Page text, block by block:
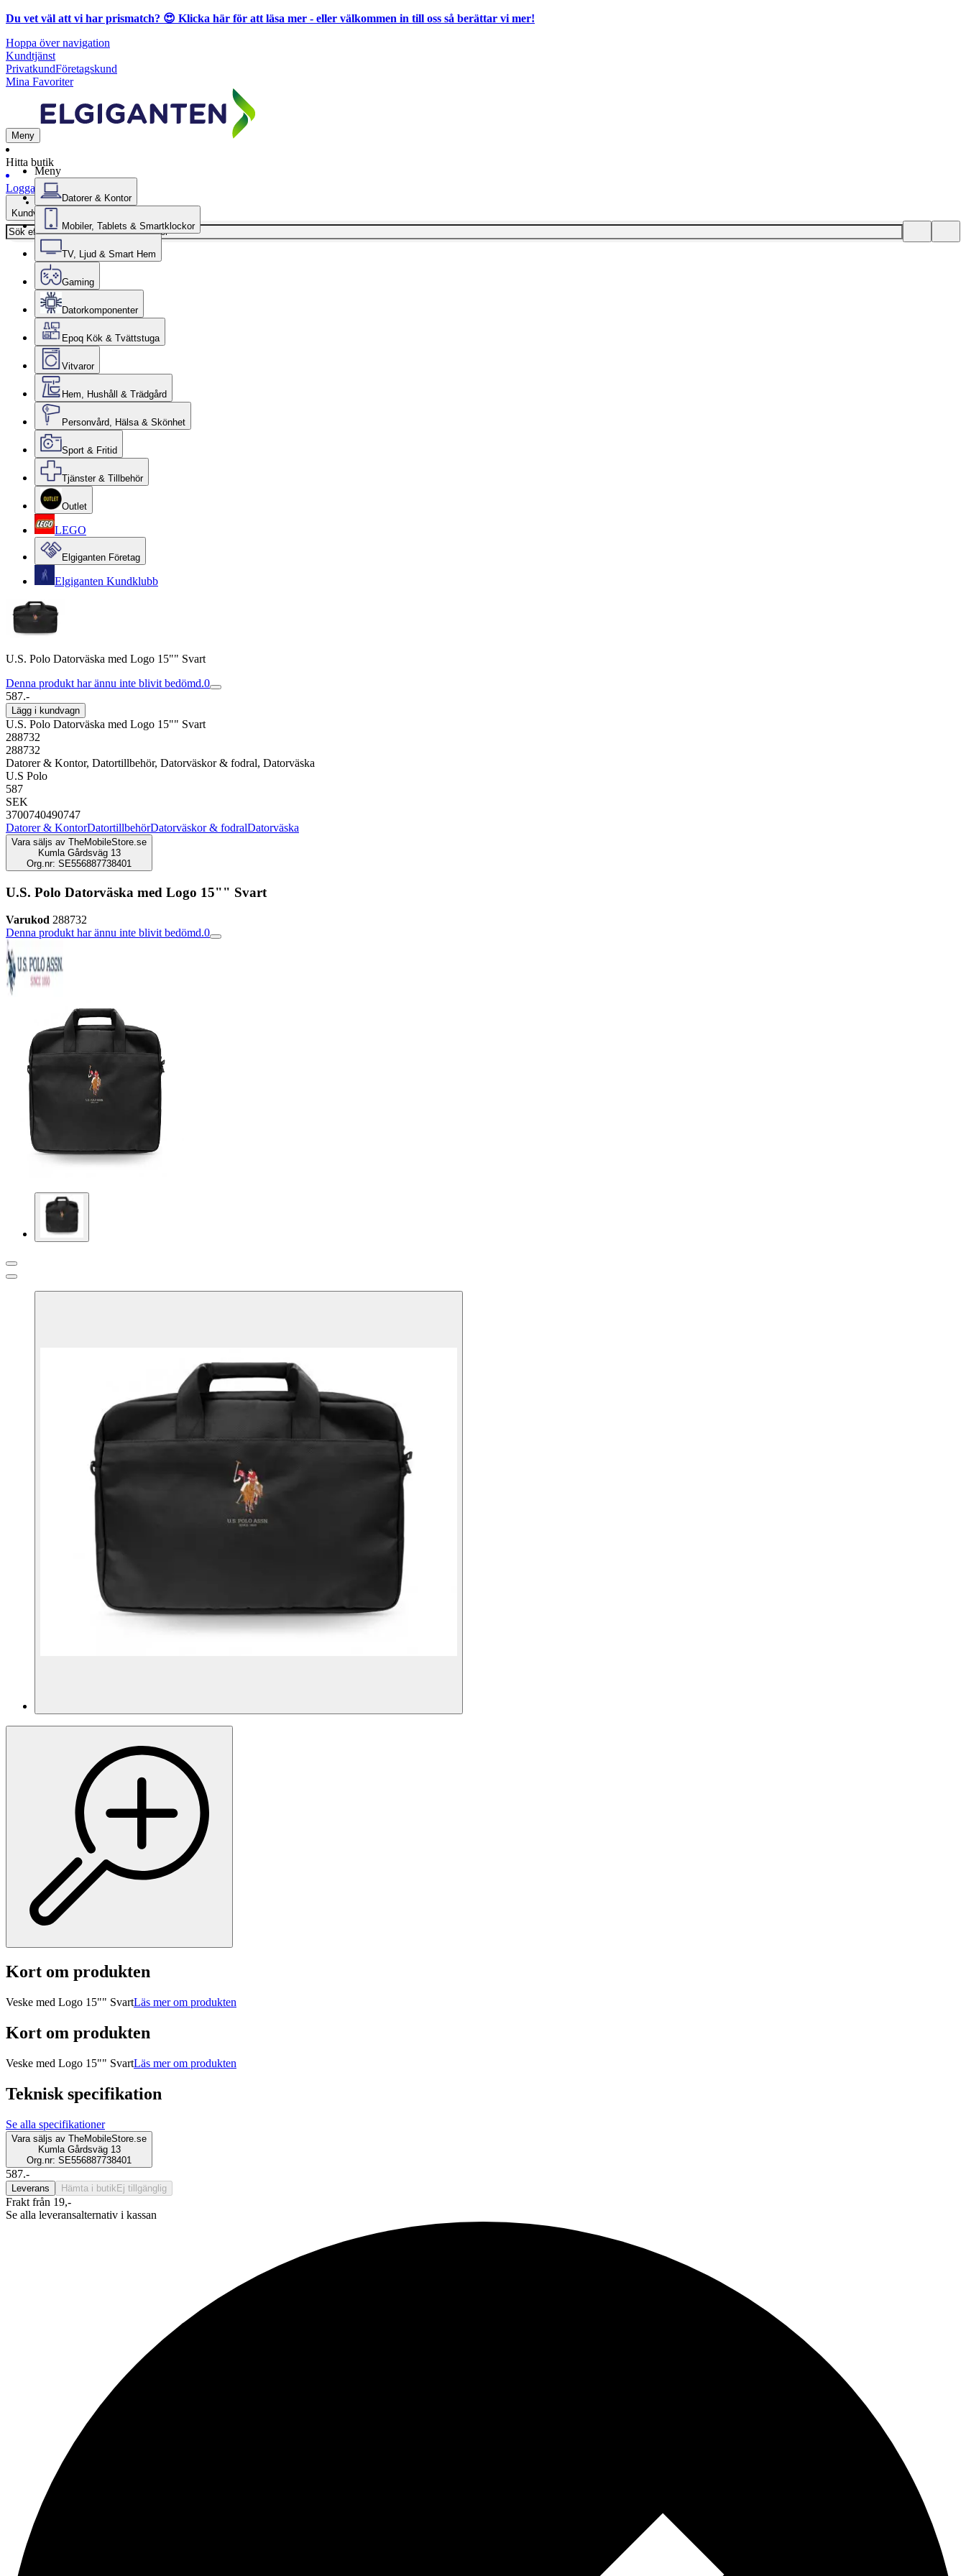
Du vet väl att vi har prismatch? 😍 Klicka här för att läsa mer - eller välkommen in till oss så berättar vi mer!
Hoppa över navigation
Kundtjänst
PrivatkundFöretagskund
Mina Favoriter
Meny
Hitta butik
Logga in
Kundvagn
Meny
Datorer & Kontor
Mobiler, Tablets & Smartklockor
TV, Ljud & Smart Hem
Gaming
Datorkomponenter
Epoq Kök & Tvättstuga
Vitvaror
Hem, Hushåll & Trädgård
Personvård, Hälsa & Skönhet
Sport & Fritid
Tjänster & Tillbehör
Outlet
LEGO
Elgiganten Företag
Elgiganten Kundklubb
U.S. Polo Datorväska med Logo 15"" Svart
Denna produkt har ännu inte blivit bedömd.0
587.-
Lägg i kundvagn
U.S. Polo Datorväska med Logo 15"" Svart
288732
288732
Datorer & Kontor, Datortillbehör, Datorväskor & fodral, Datorväska
U.S Polo
587
SEK
3700740490747
Datorer & KontorDatortillbehörDatorväskor & fodralDatorväska
Vara säljs av TheMobileStore.se
Kumla Gårdsväg 13
Org.nr: SE556887738401
U.S. Polo Datorväska med Logo 15"" Svart
Varukod 288732
Denna produkt har ännu inte blivit bedömd.0
Kort om produkten
Veske med Logo 15"" SvartLäs mer om produkten
Kort om produkten
Veske med Logo 15"" SvartLäs mer om produkten
Teknisk specifikation
Se alla specifikationer
Vara säljs av TheMobileStore.se
Kumla Gårdsväg 13
Org.nr: SE556887738401
587.-
Leverans Hämta i butik Ej tillgänglig
Frakt från 19,-
Se alla leveransalternativ i kassan